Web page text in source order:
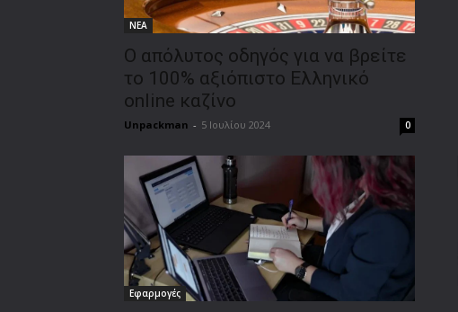
ΝΕΑ
Ο απόλυτος οδηγός για να βρείτε
το 100% αξιόπιστο Ελληνικό
online καζίνο
Unpackman - 5 Ιουλίου 2024 0
Εφαρμογές